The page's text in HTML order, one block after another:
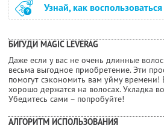
Узнай, как
БИГУДИ MAGIC LEVERAG
Даже если у вас не очень длинные
весьма выгодное приобретение. Эти
помогут сэкономить вам уйму времени!
хорошо держатся на волосах. Укладка
Убедитесь сами – попробуйте!
АЛГОРИТМ ИСПОЛЬЗОВАНИЯ